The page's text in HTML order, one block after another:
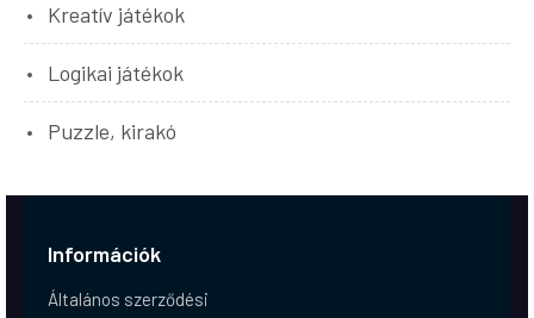
Kreatív játékok
Logikai játékok
Puzzle, kirakó
Információk
Általános szerződési